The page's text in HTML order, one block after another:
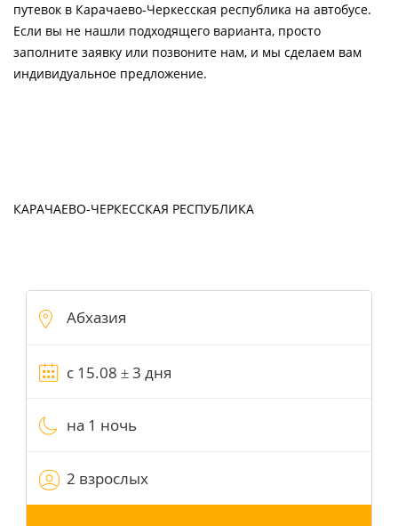
путевок в Карачаево-Черкесская республика на автобусе.
Если вы не нашли подходящего варианта, просто
заполните заявку или позвоните нам, и мы сделаем вам
индивидуальное предложение.
КАРАЧАЕВО-ЧЕРКЕССКАЯ РЕСПУБЛИКА
на 1 ночь
2 взрослых